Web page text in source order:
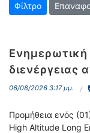
Ενημερωτική
διενέργειας
06/08/2026 3:17 μμ.
Προμήθεια ενός
High Altitude Long